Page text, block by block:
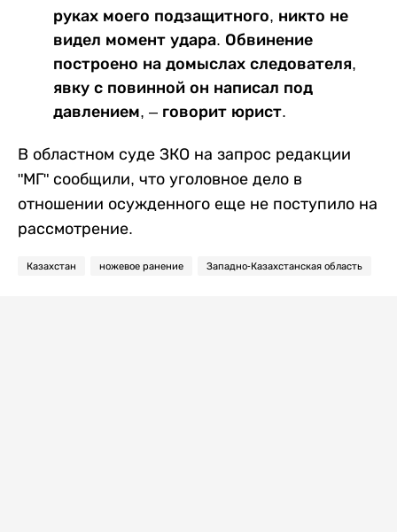
руках моего подзащитного, никто не
видел момент удара. Обвинение
построено на домыслах следователя,
явку с повинной он написал под
давлением, – говорит юрист.
В областном суде ЗКО на запрос редакции
"МГ" сообщили, что уголовное дело в
отношении осужденного еще не поступило на
рассмотрение.
Казахстан ножевое ранение Западно-Казахстанская область